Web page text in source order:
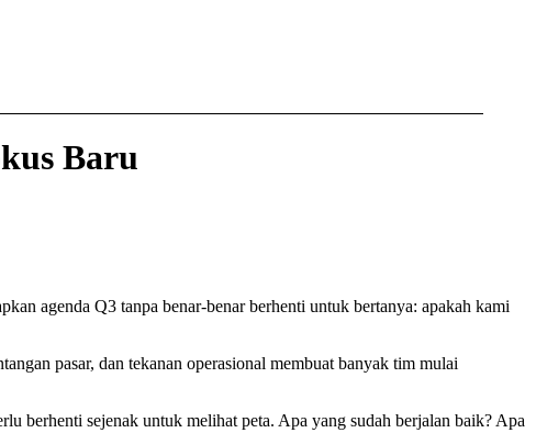
Baru
agenda Q3 tanpa benar-benar berhenti untuk bertanya: apakah kami
pasar, dan tekanan operasional membuat banyak tim mulai
berhenti sejenak untuk melihat peta. Apa yang sudah berjalan baik? Apa